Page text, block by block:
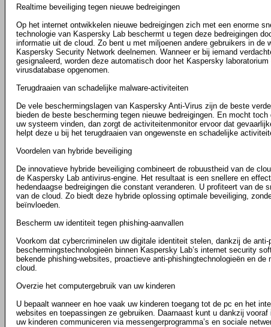
Realtime beveiliging tegen nieuwe bedreigingen
Op het internet ontwikkelen nieuwe bedreigingen zich met een enorme
technologie van Kaspersky Lab beschermt u tegen deze bedreigingen
informatie uit de cloud. Zo bent u met miljoenen andere gebruikers in de
Kaspersky Security Network deelnemen. Wanneer er bij iemand
gesignaleerd, worden deze automatisch door het Kaspersky
virusdatabase opgenomen.
Terugdraaien van schadelijke malware-activiteiten
De vele beschermingslagen van Kaspersky Anti-Virus zijn de beste
bieden de beste bescherming tegen nieuwe bedreigingen. En mocht
uw systeem vinden, dan zorgt de activiteitenmonitor ervoor dat
helpt deze u bij het terugdraaien van ongewenste en schadelijke
Voordelen van hybride beveiliging
De innovatieve hybride beveiliging combineert de robuustheid van de
de Kaspersky Lab antivirus-engine. Het resultaat is een snellere en
hedendaagse bedreigingen die constant veranderen. U profiteert van de
van de cloud. Zo biedt deze hybride oplossing optimale beveiliging,
beïnvloeden.
Bescherm uw identiteit tegen phishing-aanvallen
Voorkom dat cybercriminelen uw digitale identiteit stelen, dankzij de anti-
beschermingstechnologieën binnen Kaspersky Lab’s internet security
bekende phishing-websites, proactieve anti-phishingtechnologieën en
cloud.
Overzie het computergebruik van uw kinderen
U bepaalt wanneer en hoe vaak uw kinderen toegang tot de pc en het
websites en toepassingen ze gebruiken. Daarnaast kunt u dankzij
uw kinderen communiceren via messengerprogramma’s en sociale